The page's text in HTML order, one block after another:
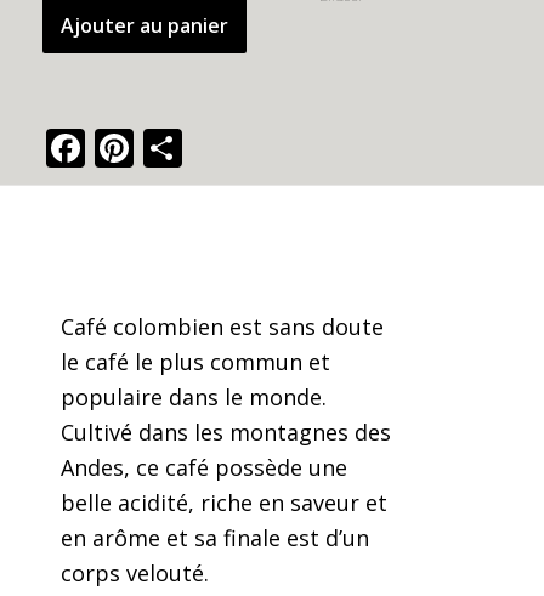
Ajouter au panier
Facebook
Pinterest
Share
Café colombien est sans doute
le café le plus commun et
populaire dans le monde.
Cultivé dans les montagnes des
Andes, ce café possède une
belle acidité, riche en saveur et
en arôme et sa finale est d’un
corps velouté.